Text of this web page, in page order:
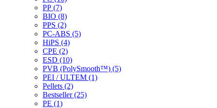
PP (7)
BIO (8)
PPS (2)
PC-ABS (5)
HiPS (4)
CPE (2)
ESD (10)
PVB (PolySmooth™) (5)
PEI / ULTEM (1)
Pellets (2)
Bestseller (25)
PE (1)